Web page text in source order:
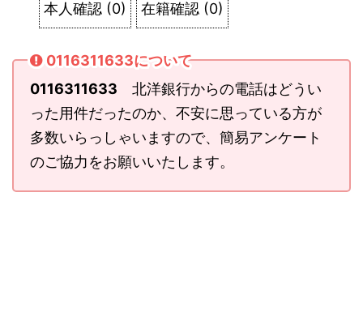
本人確認 (0) 在籍確認 (0)
0116311633について
0116311633 北洋銀行からの電話はどうい
った用件だったのか、不安に思っている方が
多数いらっしゃいますので、簡易アンケート
のご協力をお願いいたします。